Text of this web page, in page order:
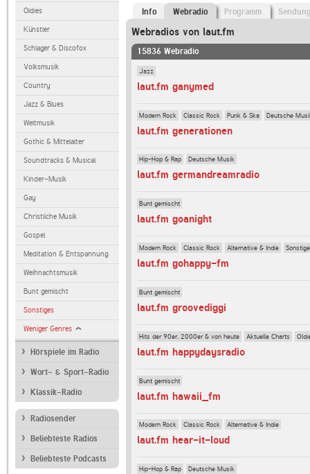
Oldies
Künstler
Schlager & Discofox
Volksmusik
Country
Jazz & Blues
Weltmusik
Gothic & Mittelalter
Soundtracks & Musical
Kinder-Musik
Gay
Christliche Musik
Gospel
Meditation & Entspannung
Weihnachtsmusik
Bunt gemischt
Sonstiges
Weniger Genres
Hörspiele im Radio
Wort- & Sport-Radio
Klassik-Radio
Radiosender
Beliebteste Radios
Beliebteste Podcasts
Info Webradio Programm
Webradios von laut.fm
15836 Webradio
Jazz
laut.fm ganymed
Modern Rock Classic Rock Punk & Ska Deutsche
laut.fm generationen
Hip-Hop & Rap Deutsche Musik
laut.fm germandreamradio
Bunt gemischt
laut.fm goanight
Modern Rock Classic Rock Alternative & Indie
laut.fm gohappy-fm
Bunt gemischt
laut.fm groovediggi
Hits der 90er, 2000er & von heute Aktuelle Charts
laut.fm happydaysradio
Bunt gemischt
laut.fm hawaii_fm
Modern Rock Classic Rock Alternative & Indie
laut.fm hear-it-loud
Hip-Hop & Rap Deutsche Musik